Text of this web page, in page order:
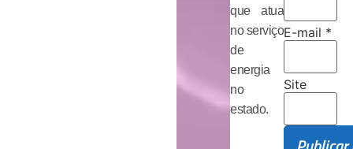
que atua
no serviço
de
energia
no
estado.
E-mail *
Site